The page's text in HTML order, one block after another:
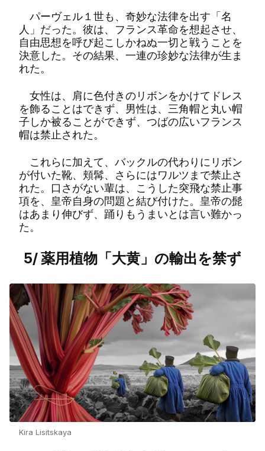
パーヴェル１世も、奇妙な法律を出す「名
人」だった。彼は、フランス革命を想起させ、
自由思想を呼び起こしかねぬ一切と戦うことを
決意した。その結果、一連の珍妙な法律が生ま
れた。
女性は、肩に色付きのリボンをかけてドレス
を飾ることはできず、男性は、三角帽と丸い帽
子しか被ることができず、つばの広いフランス
帽は禁止された。
これらに加えて、バックルの代わりにリボン
が付いた靴、頬髯、さらにはワルツまで禁止さ
れた。口さがない輩は、こうした突飛な禁止事
項を、皇帝自身の問題と結び付けた。皇帝の髭
はあまり伸びず、踊りもうまいとは言い難かっ
た。
5/ 薬用植物「大黄」の輸出を禁ず
Kira Lisitskaya